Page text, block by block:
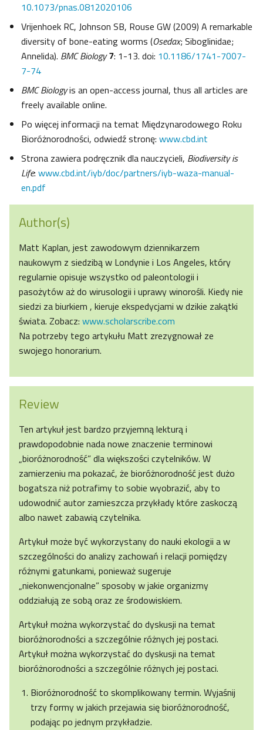
10.1073/pnas.0812020106
Vrijenhoek RC, Johnson SB, Rouse GW (2009) A remarkable
diversity of bone-eating worms (Osedax; Siboglinidae;
Annelida). BMC Biology 7: 1-13. doi: 10.1186/1741-7007-
7-74
BMC Biologyis an open-access journal, thus all articles are
freely available online.
Po więcej informacji na temat Międzynarodowego Roku
Bioróżnorodności, odwiedź stronę: www.cbd.int
Strona zawiera podręcznik dla nauczycieli, Biodiversity is
Life: www.cbd.int/iyb/doc/partners/iyb-waza-manual-
en.pdf
Author(s)
Matt Kaplan, jest zawodowym dziennikarzem
naukowym z siedzibą w Londynie i Los Angeles, który
regularnie opisuje wszystko od paleontologii i
pasożytów aż do wirusologii i uprawy winorośli. Kiedy nie
siedzi za biurkiem , kieruje ekspedycjami w dzikie zakątki
świata. Zobacz: www.scholarscribe.com
Na potrzeby tego artykułu Matt zrezygnował ze
swojego honorarium.
Review
Ten artykuł jest bardzo przyjemną lekturą i
prawdopodobnie nada nowe znaczenie terminowi
„bioróżnorodność” dla większości czytelników. W
zamierzeniu ma pokazać, że bioróżnorodność jest dużo
bogatsza niż potrafimy to sobie wyobrazić, aby to
udowodnić autor zamieszcza przykłady które zaskoczą
albo nawet zabawią czytelnika.
Artykuł może być wykorzystany do nauki ekologii a w
szczególności do analizy zachowań i relacji pomiędzy
różnymi gatunkami, ponieważ sugeruje
„niekonwencjonalne” sposoby w jakie organizmy
oddziałują ze sobą oraz ze środowiskiem.
Artykuł można wykorzystać do dyskusji na temat
bioróżnorodności a szczególnie różnych jej postaci.
Artykuł można wykorzystać do dyskusji na temat
bioróżnorodności a szczególnie różnych jej postaci.
Bioróżnorodność to skomplikowany termin. Wyjaśnij
trzy formy w jakich przejawia się bioróżnorodność,
podając po jednym przykładzie.